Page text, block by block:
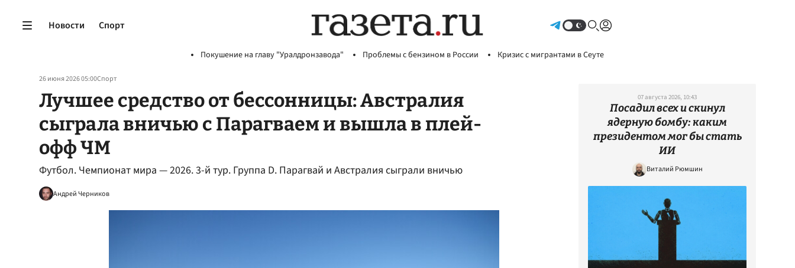
Новости Спорт
Покушение на главу "Уралдронзавода" Проблемы с бензином в России Кризис с мигрантами в Сеуте
26 июня 2026 05:00Спорт
Лучшее средство от бессонницы: Австралия
сыграла вничью с Парагваем и вышла в плей-
офф ЧМ
Футбол. Чемпионат мира — 2026. 3-й тур. Группа D. Парагвай и Австралия сыграли вничью
Андрей Черников
07 августа 2026, 10:43
Посадил всех и скинул
ядерную бомбу: каким
президентом мог бы стать
ИИ
Виталий Рюмшин